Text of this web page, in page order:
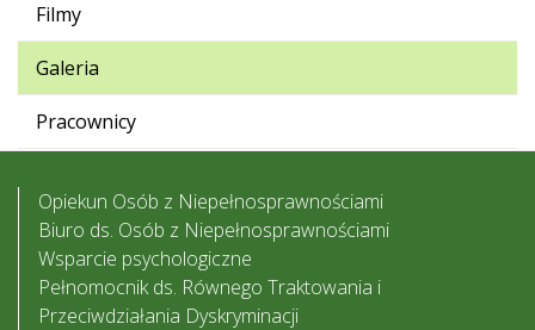
Filmy
Galeria
Pracownicy
Opiekun Osób z Niepełnosprawnościami
Biuro ds. Osób z Niepełnosprawnościami
Wsparcie psychologiczne
Pełnomocnik ds. Równego Traktowania i
Przeciwdziałania Dyskryminacji